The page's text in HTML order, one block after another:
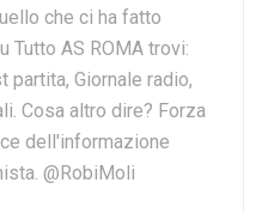
che ci ha fatto
Tutto AS ROMA trovi:
partita, Giornale radio,
Cosa altro dire? Forza
dell'informazione
@RobiMoli